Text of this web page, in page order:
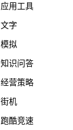
应用工具
文字
模拟
知识问答
经营策略
街机
跑酷竞速